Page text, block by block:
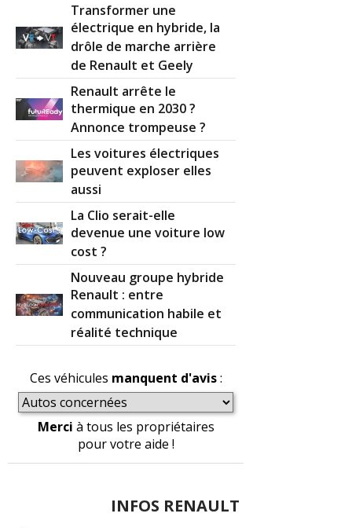
Transformer une
électrique en hybride, la
drôle de marche arrière
de Renault et Geely
Renault arrête le
thermique en 2030 ?
Annonce trompeuse ?
Les voitures électriques
peuvent exploser elles
aussi
La Clio serait-elle
devenue une voiture low
cost ?
Nouveau groupe hybride
Renault : entre
communication habile et
réalité technique
Ces véhicules manquent d'avis:
Merci à tous les propriétaires
pour votre aide !
INFOS RENAULT